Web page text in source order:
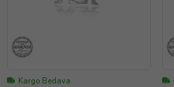
Kargo Bedava